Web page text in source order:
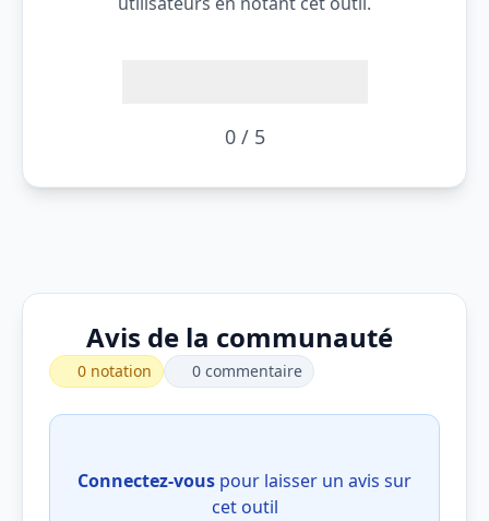
0 / 5
Avis de la communauté
0 notation 0 commentaire
Connectez-vous pour laisser un avis sur
cet outil